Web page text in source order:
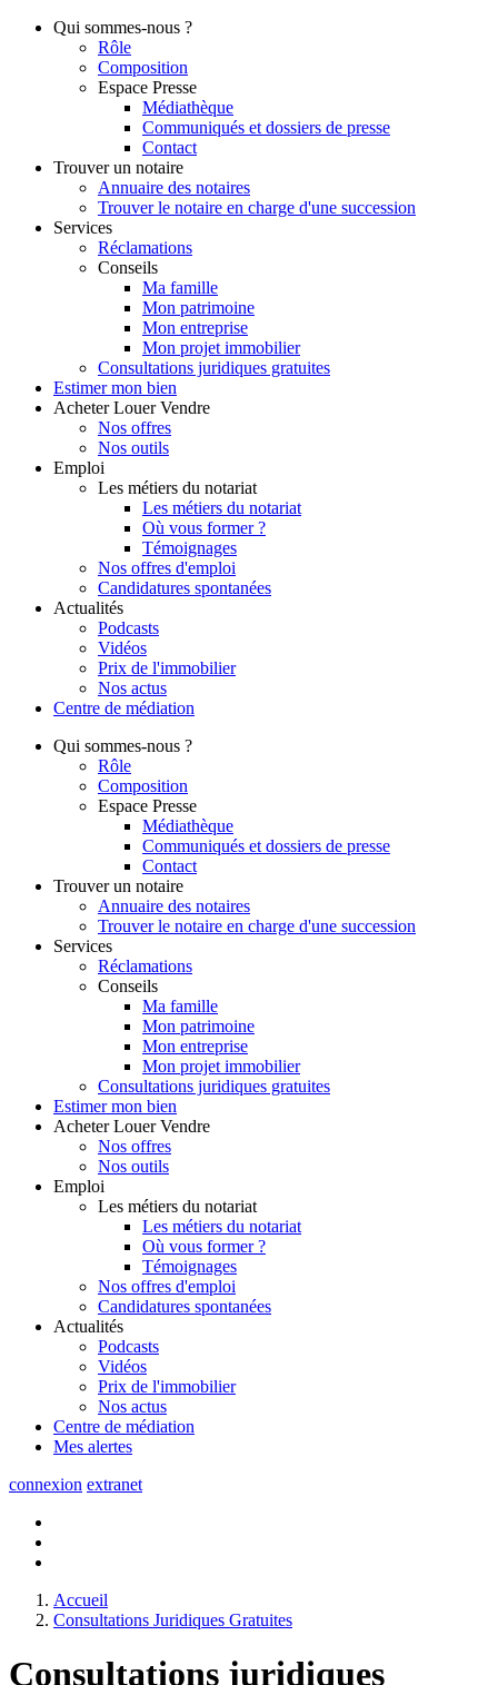
Qui sommes-nous ?
Rôle
Composition
Espace Presse
Médiathèque
Communiqués et dossiers de presse
Contact
Trouver un notaire
Annuaire des notaires
Trouver le notaire en charge d'une succession
Services
Réclamations
Conseils
Ma famille
Mon patrimoine
Mon entreprise
Mon projet immobilier
Consultations juridiques gratuites
Estimer mon bien
Acheter Louer Vendre
Nos offres
Nos outils
Emploi
Les métiers du notariat
Les métiers du notariat
Où vous former ?
Témoignages
Nos offres d'emploi
Candidatures spontanées
Actualités
Podcasts
Vidéos
Prix de l'immobilier
Nos actus
Centre de médiation
Qui sommes-nous ?
Rôle
Composition
Espace Presse
Médiathèque
Communiqués et dossiers de presse
Contact
Trouver un notaire
Annuaire des notaires
Trouver le notaire en charge d'une succession
Services
Réclamations
Conseils
Ma famille
Mon patrimoine
Mon entreprise
Mon projet immobilier
Consultations juridiques gratuites
Estimer mon bien
Acheter Louer Vendre
Nos offres
Nos outils
Emploi
Les métiers du notariat
Les métiers du notariat
Où vous former ?
Témoignages
Nos offres d'emploi
Candidatures spontanées
Actualités
Podcasts
Vidéos
Prix de l'immobilier
Nos actus
Centre de médiation
Mes alertes
connexion extranet
Accueil
Consultations Juridiques Gratuites
Consultations juridiques